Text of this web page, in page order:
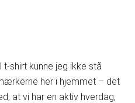
shirt kunne jeg ikke stå
her i hjemmet – det
at vi har en aktiv hverdag,